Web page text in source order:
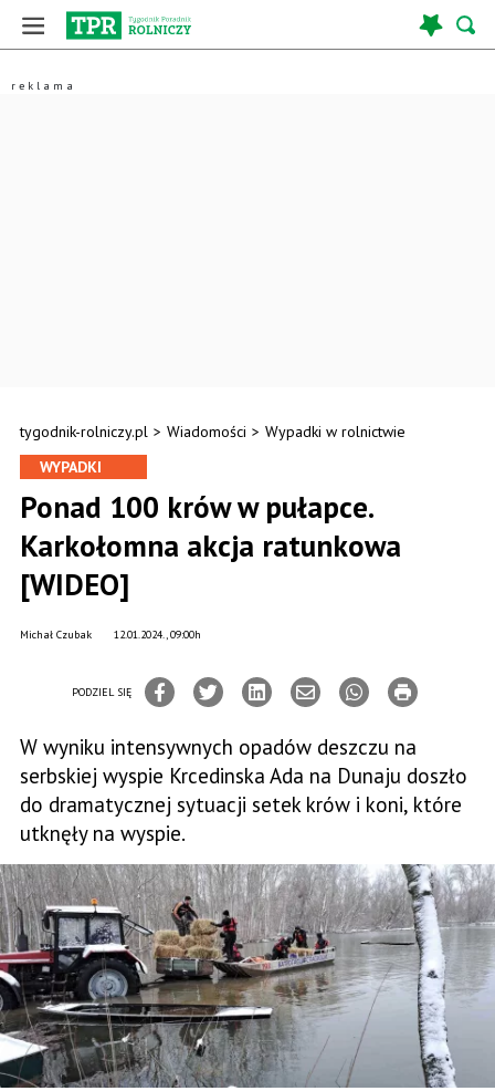
tygodnik-rolniczy.pl > Wiadomości > Wypadki w rolnictwie
WYPADKI
Ponad 100 krów w pułapce.
Karkołomna akcja ratunkowa
[WIDEO]
12.01.2024., 09:00h
Michał Czubak
PODZIEL SIĘ
W wyniku intensywnych opadów deszczu na
serbskiej wyspie Krcedinska Ada na Dunaju doszło
do dramatycznej sytuacji setek krów i koni, które
utknęły na wyspie.